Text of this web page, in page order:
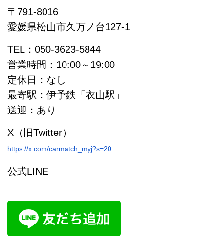
〒791-8016
愛媛県松山市久万ノ台127-1
TEL：050-3623-5844
営業時間：10:00～19:00
定休日：なし
最寄駅：伊予鉄「衣山駅」
送迎：あり
X（旧Twitter）
https://x.com/carmatch_myj?s=20
公式LINE